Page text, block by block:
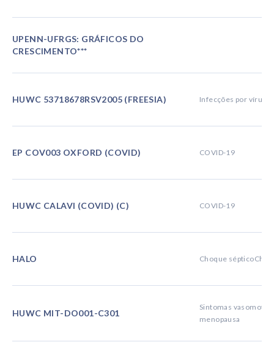
UPENN-UFRGS: GRÁFICOS DO
CRESCIMENTO***
HUWC 53718678RSV2005 (FREESIA) Infecções por vírus
EP COV003 OXFORD (COVID) COVID-19
HUWC CALAVI (COVID) (C) COVID-19
HALO Choque
HUWC MIT-DO001-C301
Sintomas
menopausa